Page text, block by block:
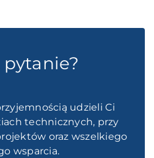
pytanie?
udzieli Ci
technicznych, przy
oraz wszelkiego
wsparcia.